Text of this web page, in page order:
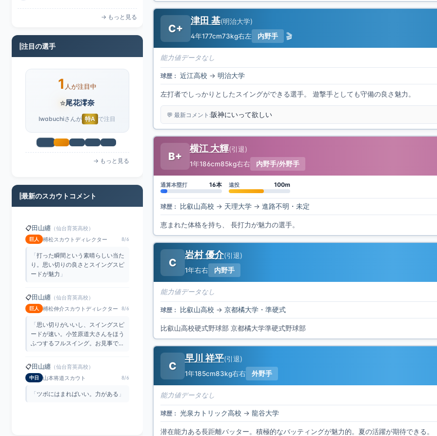
C+
津田 基(明治大学)
4年177cm73kg右左 内野手 🎬
能力値データなし
球歴： 近江高校 → 明治大学
左打者でしっかりとしたスイングができる選手。 遊撃手としても守備の良さ魅力。
💬 最新コメント:阪神にいって欲しい
B+
横江 大輝(引退)
1年186cm85kg右右 内野手/外野手
通算本塁打 16本 遠投 100m
球歴： 比叡山高校 → 天理大学→ 進路不明・未定
恵まれた体格を持ち、 長打力が魅力の選手。
C
岩村 優介(引退)
1年右右 内野手
能力値データなし
球歴： 比叡山高校 → 京都橘大学・準硬式
比叡山高校硬式野球部 京都橘大学準硬式野球部
C
早川 祥平(引退)
1年185cm83kg右右 外野手
能力値データなし
球歴： 光泉カトリック高校 → 龍谷大学
潜在能力ある長距離バッター。積極的なバッティングが魅力的。夏の活躍が期待できる。
→ もっと見る
注目の選手
1 人が注目中
⭐清野利理子
Iwabuchiさんが B- で注目
→ もっと見る
最新のスカウトコメント
📋田山纏 （仙台育英高校）
巨人 榑松伸介スカウトディレクター 8/6
「思い切りがいいし、スイングスピ
ードが速い。小笠原道大さんをほう
ふつするフルスイング。お見事で
📋田山纏 （仙台育英高校）
中日 山本将道スカウト 8/6
「ツボにはまればいい。力がある 」
📋田山纏（仙台育英高校）
「素晴らしいバッティング。思い切
りがいいのと、やっぱりスイングス
ピードが素晴らしい」